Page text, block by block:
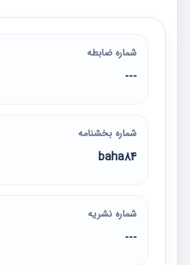
شماره ضابطه
---
شماره بخشنامه
baha84
شماره نشریه
---